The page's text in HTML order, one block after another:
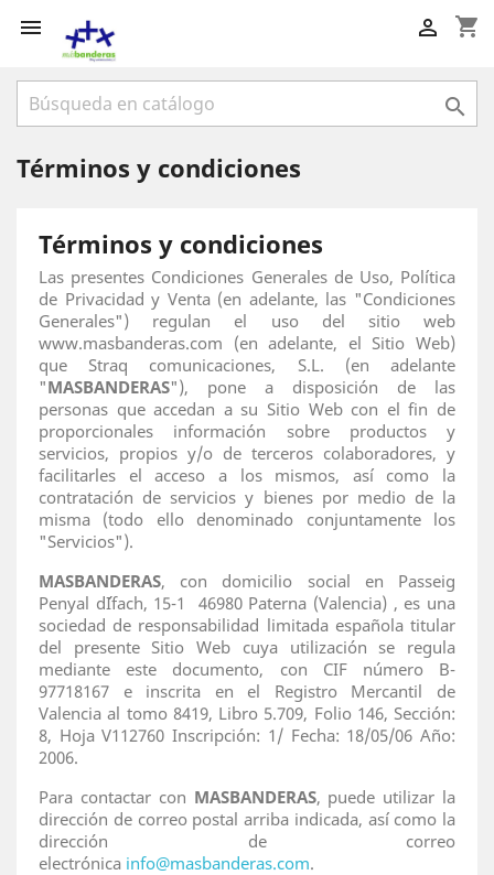
 shopping_cart


Términos y condiciones
Términos y condiciones
Las presentes Condiciones Generales de Uso, Política
de Privacidad y Venta (en adelante, las "Condiciones
Generales") regulan el uso del sitio web
www.masbanderas.com (en adelante, el Sitio Web)
que Straq comunicaciones, S.L. (en adelante
"MASBANDERAS"), pone a disposición de las
personas que accedan a su Sitio Web con el fin de
proporcionales información sobre productos y
servicios, propios y/o de terceros colaboradores, y
facilitarles el acceso a los mismos, así como la
contratación de servicios y bienes por medio de la
misma (todo ello denominado conjuntamente los
"Servicios").
MASBANDERAS, con domicilio social en Passeig
Penyal d´Ifach, 15-1 46980 Paterna (Valencia) , es una
sociedad de responsabilidad limitada española titular
del presente Sitio Web cuya utilización se regula
mediante este documento, con CIF número B-
97718167 e inscrita en el Registro Mercantil de
Valencia al tomo 8419, Libro 5.709, Folio 146, Sección:
8, Hoja V112760 Inscripción: 1/ Fecha: 18/05/06 Año:
2006.
Para contactar con MASBANDERAS, puede utilizar la
dirección de correo postal arriba indicada, así como la
dirección de correo
electrónica info@masbanderas.com.